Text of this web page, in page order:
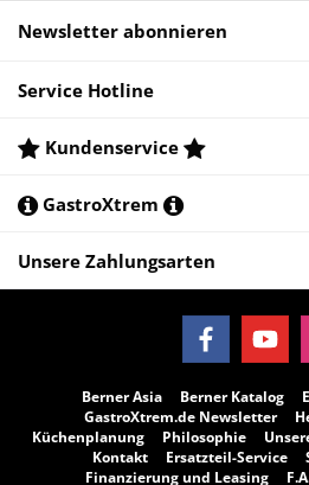
Newsletter abonnieren
Service Hotline
Kundenservice
GastroXtrem
Unsere Zahlungsarten
Berner Asia Berner Katalog
GastroXtrem.de Newsletter
Küchenplanung
Philosophie
Kontakt
Ersatzteil-Service
Finanzierung und Leasing